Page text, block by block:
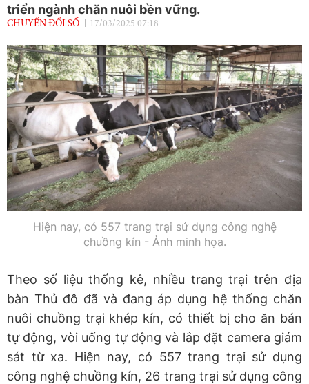
triển ngành chăn nuôi bền vững.
CHUYỂN ĐỔI SỐ 17/03/2025 07:18
Hiện nay, có 557 trang trại sử dụng công nghệ
chuồng kín - Ảnh minh họa.
Theo số liệu thống kê, nhiều trang trại trên địa
bàn Thủ đô đã và đang áp dụng hệ thống chăn
nuôi chuồng trại khép kín, có thiết bị cho ăn bán
tự động, vòi uống tự động và lắp đặt camera giám
sát từ xa. Hiện nay, có 557 trang trại sử dụng
công nghệ chuồng kín, 26 trang trại sử dụng công